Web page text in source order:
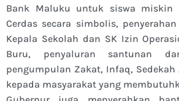
Bank Maluku untuk siswa miskin
Cerdas secara simbolis,
Kepala Sekolah dan SK Izin
Buru, penyaluran santunan
pengumpulan Zakat, Infaq,
kepada masyarakat yang